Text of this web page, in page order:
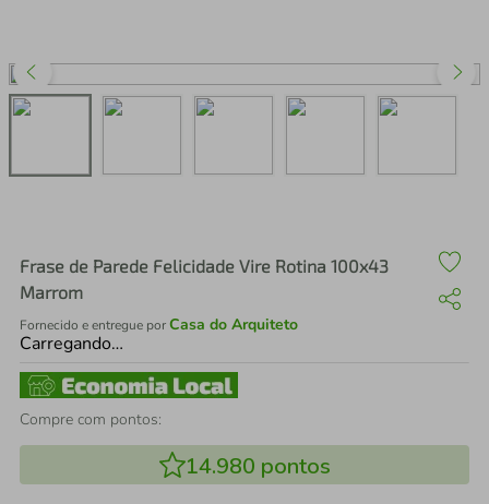
Frase de Parede Felicidade Vire Rotina 100x43
Marrom
Fornecido e entregue porCasa do Arquiteto
Carregando…
Compre com pontos:
14.980 pontos
perfume